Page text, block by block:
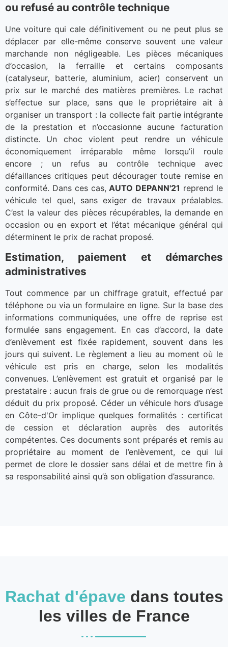
ou refusé au contrôle technique
Une voiture qui cale définitivement ou ne peut plus se
déplacer par elle-même conserve souvent une valeur
marchande non négligeable. Les pièces mécaniques
d’occasion, la ferraille et certains composants
(catalyseur, batterie, aluminium, acier) conservent un
prix sur le marché des matières premières. Le rachat
s’effectue sur place, sans que le propriétaire ait à
organiser un transport : la collecte fait partie intégrante
de la prestation et n’occasionne aucune facturation
distincte. Un choc violent peut rendre un véhicule
économiquement irréparable même lorsqu’il roule
encore ; un refus au contrôle technique avec
défaillances critiques peut décourager toute remise en
conformité. Dans ces cas,AUTO DEPANN'21 reprend le
véhicule tel quel, sans exiger de travaux préalables.
C’est la valeur des pièces récupérables, la demande en
occasion ou en export et l’état mécanique général qui
déterminent le prix de rachat proposé.
Estimation, paiement et démarches
administratives
Tout commence par un chiffrage gratuit, effectué par
téléphone ou via un formulaire en ligne. Sur la base des
informations communiquées, une offre de reprise est
formulée sans engagement. En cas d’accord, la date
d’enlèvement est fixée rapidement, souvent dans les
jours qui suivent. Le règlement a lieu au moment où le
véhicule est pris en charge, selon les modalités
convenues. L’enlèvement est gratuit et organisé par le
prestataire : aucun frais de grue ou de remorquage n’est
déduit du prix proposé. Céder un véhicule hors d’usage
en Côte-d'Or implique quelques formalités : certificat
de cession et déclaration auprès des autorités
compétentes. Ces documents sont préparés et remis au
propriétaire au moment de l’enlèvement, ce qui lui
permet de clore le dossier sans délai et de mettre fin à
sa responsabilité ainsi qu’à son obligation d’assurance.
Rachat d'épave dans toutes
les villes de France